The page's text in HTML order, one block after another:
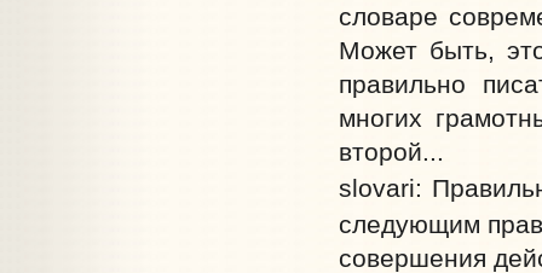
словаре
Может быть,
правильно
многих
второй...
slovari:
следующим
совершения